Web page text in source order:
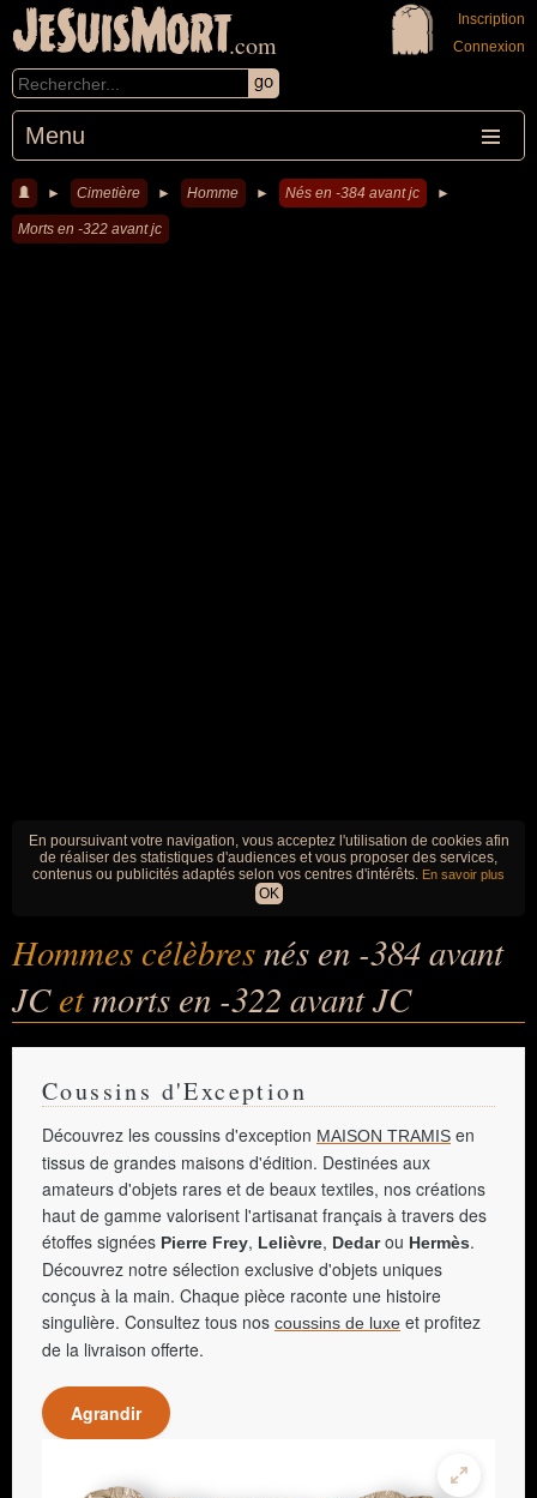
JeSuisMort.com
Menu
Inscription
Connexion
► Cimetière ► Homme ► Nés en -384 avant jc ►
Morts en -322 avant jc
En poursuivant votre navigation, vous acceptez l'utilisation de cookies afin
de réaliser des statistiques d'audiences et vous proposer des services,
contenus ou publicités adaptés selon vos centres d'intérêts. En savoir plus
OK
Hommes célèbresnés en -384 avant
JCetmorts en -322 avant JC
Coussins d'Exception
Découvrez les coussins d'exception MAISON TRAMIS en
tissus de grandes maisons d'édition. Destinées aux
amateurs d'objets rares et de beaux textiles, nos créations
haut de gamme valorisent l'artisanat français à travers des
étoffes signées Pierre Frey, Lelièvre, Dedarou Hermès.
Découvrez notre sélection exclusive d'objets uniques
conçus à la main. Chaque pièce raconte une histoire
singulière. Consultez tous nos coussins de luxe et profitez
de la livraison offerte.
Agrandir